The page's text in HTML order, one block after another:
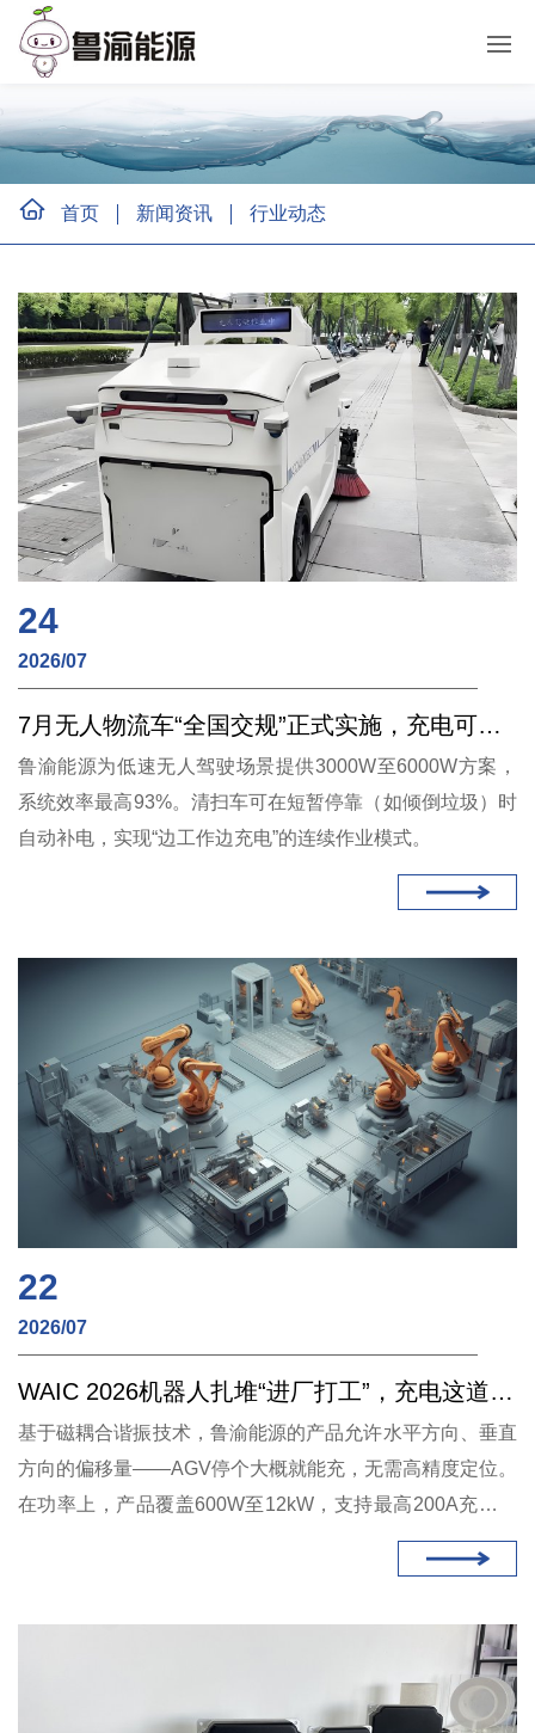
首页 新闻资讯 行业动态
24
2026/07
7月无人物流车“全国交规”正式实施，充电可靠性的第一次“大考”
鲁渝能源为低速无人驾驶场景提供3000W至6000W方案，
系统效率最高93%。清扫车可在短暂停靠（如倾倒垃圾）时
自动补电，实现“边工作边充电”的连续作业模式。
22
2026/07
WAIC 2026机器人扎堆“进厂打工”，充电这道坎怎么过？
基于磁耦合谐振技术，鲁渝能源的产品允许水平方向、垂直
方向的偏移量——AGV停个大概就能充，无需高精度定位。
在功率上，产品覆盖600W至12kW，支持最高200A充电电
流，系统效率最高93%，AGV可在装卸货间隙快速补能，无
需长时间停机。在安全上，整个充电过程完全物理隔离，无